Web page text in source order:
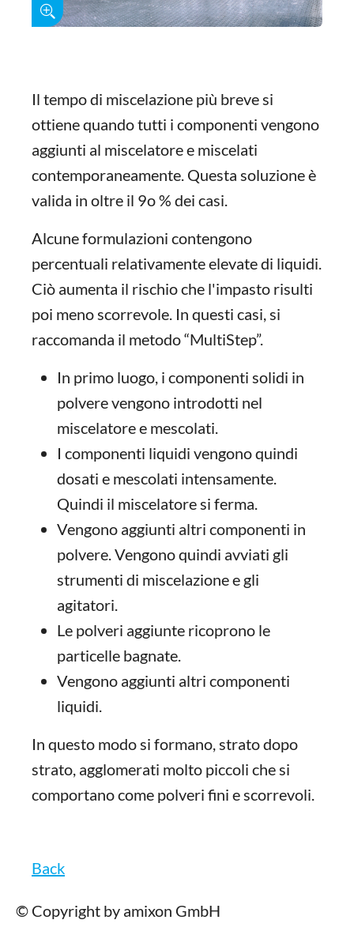
Il tempo di miscelazione più breve si
ottiene quando tutti i componenti vengono
aggiunti al miscelatore e miscelati
contemporaneamente. Questa soluzione è
valida in oltre il 9o % dei casi.
Alcune formulazioni contengono
percentuali relativamente elevate di liquidi.
Ciò aumenta il rischio che l'impasto risulti
poi meno scorrevole. In questi casi, si
raccomanda il metodo “MultiStep”.
In primo luogo, i componenti solidi in
polvere vengono introdotti nel
miscelatore e mescolati.
I componenti liquidi vengono quindi
dosati e mescolati intensamente.
Quindi il miscelatore si ferma.
Vengono aggiunti altri componenti in
polvere. Vengono quindi avviati gli
strumenti di miscelazione e gli
agitatori.
Le polveri aggiunte ricoprono le
particelle bagnate.
Vengono aggiunti altri componenti
liquidi.
In questo modo si formano, strato dopo
strato, agglomerati molto piccoli che si
comportano come polveri fini e scorrevoli.
Back
© Copyright by amixon GmbH